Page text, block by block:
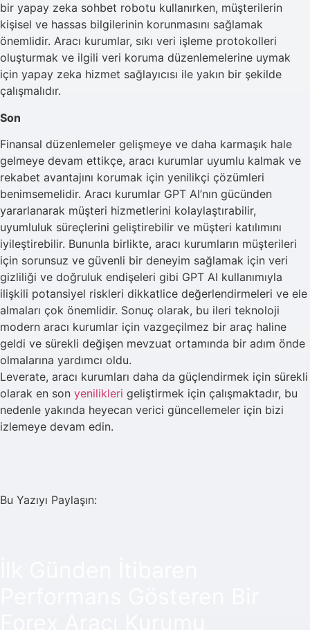
bir yapay zeka sohbet robotu kullanırken, müşterilerin
kişisel ve hassas bilgilerinin korunmasını sağlamak
önemlidir. Aracı kurumlar, sıkı veri işleme protokolleri
oluşturmak ve ilgili veri koruma düzenlemelerine uymak
için yapay zeka hizmet sağlayıcısı ile yakın bir şekilde
çalışmalıdır.
Son
Finansal düzenlemeler gelişmeye ve daha karmaşık hale
gelmeye devam ettikçe, aracı kurumlar uyumlu kalmak ve
rekabet avantajını korumak için yenilikçi çözümleri
benimsemelidir. Aracı kurumlar GPT AI’nın gücünden
yararlanarak müşteri hizmetlerini kolaylaştırabilir,
uyumluluk süreçlerini geliştirebilir ve müşteri katılımını
iyileştirebilir. Bununla birlikte, aracı kurumların müşterileri
için sorunsuz ve güvenli bir deneyim sağlamak için veri
gizliliği ve doğruluk endişeleri gibi GPT AI kullanımıyla
ilişkili potansiyel riskleri dikkatlice değerlendirmeleri ve ele
almaları çok önemlidir. Sonuç olarak, bu ileri teknoloji
modern aracı kurumlar için vazgeçilmez bir araç haline
geldi ve sürekli değişen mevzuat ortamında bir adım önde
olmalarına yardımcı oldu.
Leverate, aracı kurumları daha da güçlendirmek için sürekli
olarak en son yenilikleri geliştirmek için çalışmaktadır, bu
nedenle yakında heyecan verici güncellemeler için bizi
izlemeye devam edin.
Bu Yazıyı Paylaşın: